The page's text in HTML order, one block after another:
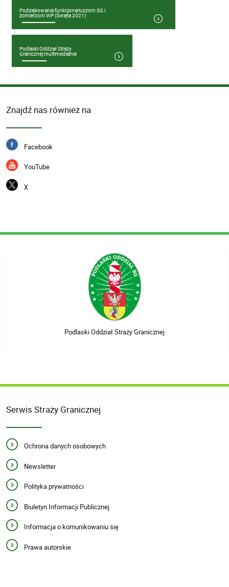
Podziękowania funkcjonariuszom SG i
żołnierzom WP (Święta 2021)
Podlaski Oddział Straży
Granicznej multimedialnie
Znajdź nas również na
Facebook
YouTube
X
Podlaski Oddział Straży Granicznej
Serwis Straży Granicznej
Ochrona danych osobowych
Newsletter
Polityka prywatności
Biuletyn Informacji Publicznej
Informacja o komunikowaniu się
Prawa autorskie